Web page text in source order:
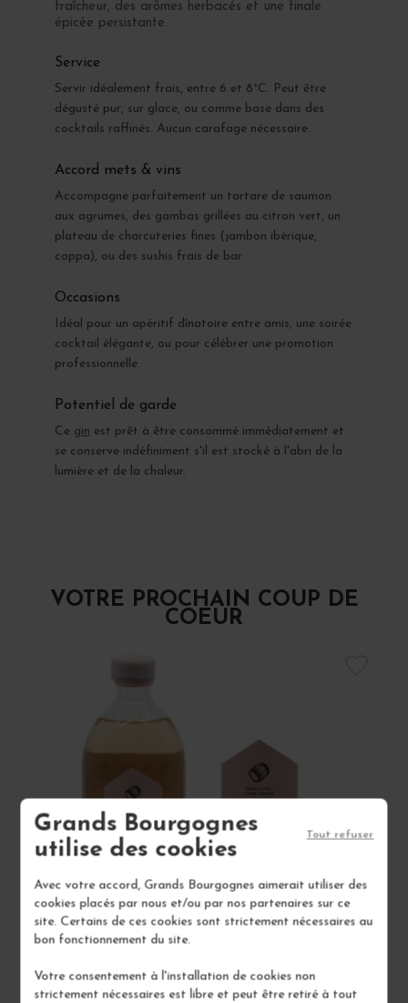
Grands Bourgognes
utilise des cookies
Avec votre accord, Grands Bourgognes aimerait utiliser des
cookies placés par nous et/ou par nos partenaires sur ce
site. Certains de ces cookies sont strictement nécessaires au
bon fonctionnement du site.
Votre consentement à l'installation de cookies non
strictement nécessaires est libre et peut être retiré à tout
Tout refuser
fraîcheur, des arômes herbacés et une finale
épicée persistante.
Service
Servir idéalement frais, entre 6 et 8°C. Peut être
dégusté pur, sur glace, ou comme base dans des
cocktails raffinés. Aucun carafage nécessaire.
Accord mets & vins
Accompagne parfaitement un tartare de saumon
aux agrumes, des gambas grillées au citron vert, un
plateau de charcuteries fines (jambon ibérique,
coppa), ou des sushis frais de bar.
Occasions
Idéal pour un apéritif dînatoire entre amis, une soirée
cocktail élégante, ou pour célébrer une promotion
professionnelle.
Potentiel de garde
Ce gin est prêt à être consommé immédiatement et
se conserve indéfiniment s'il est stocké à l'abri de la
lumière et de la chaleur.
VOTRE PROCHAIN COUP DE
COEUR
46°